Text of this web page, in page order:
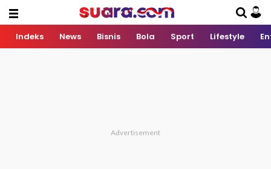
Indeks News Bisnis Bola Sport Lifestyle